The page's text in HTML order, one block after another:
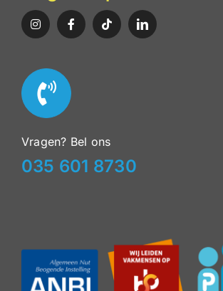
Vragen? Bel ons
035 601 8730